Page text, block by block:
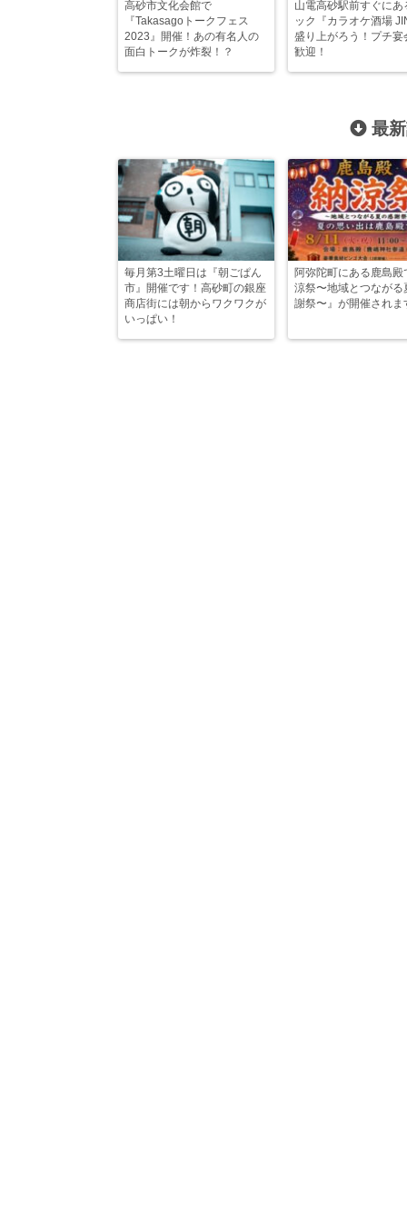
高砂市文化会館で
『Takasagoトークフェス
2023』開催！あの有名人の
面白トークが炸裂！？
山電高砂駅前すぐにあ
ック『カラオケ酒場
盛り上がろう！プチ宴
歓迎！
最
毎月第3土曜日は『朝ごぱん
市』開催です！高砂町の銀座
商店街には朝からワクワクが
いっぱい！
阿弥陀町にある鹿島殿
涼祭〜地域とつながる
謝祭〜』が開催されま